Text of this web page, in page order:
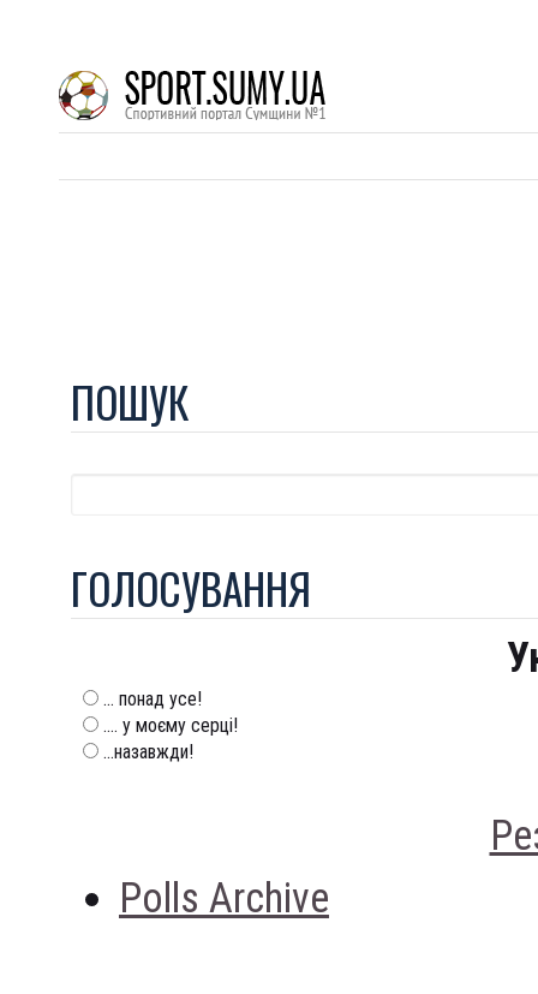
ПОШУК
ГОЛОСУВАННЯ
... понад усе!
.... у моєму серці!
...назавжди!
Polls Archive